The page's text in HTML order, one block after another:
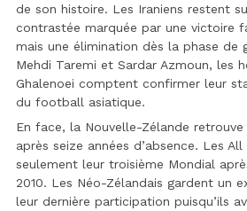
de son histoire. Les Iraniens restent
contrastée marquée par une victoire
mais une élimination dès la phase de
Mehdi Taremi et Sardar Azmoun, les
Ghalenoei comptent confirmer leur
du football asiatique.
En face, la Nouvelle-Zélande
après seize années d’absence. Les
seulement leur troisième Mondial
2010. Les Néo-Zélandais gardent un
leur dernière participation puisqu’ils